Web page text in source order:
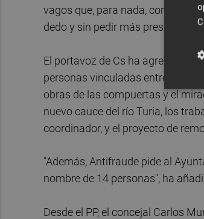
vagos que, para nada,
dedo y sin pedir más
El portavoz de Cs ha agregado
personas vinculadas entre sí,
obras de las compuertas y el
nuevo cauce del río Turia, los
coordinador, y el proyecto de
"Además, Antifraude pide al
nombre de 14 personas", ha
Desde el PP, el concejal Carlos